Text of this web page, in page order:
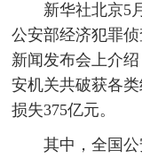
新华社北京5
公安部经济犯罪
新闻发布会上介
安机关共破获各
损失375亿元。
其中，全国